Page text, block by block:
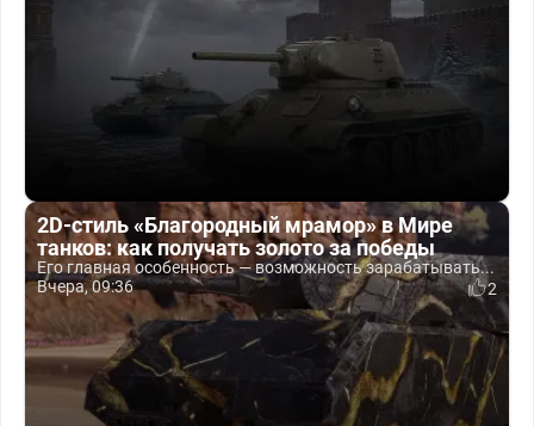
2D-стиль «Благородный мрамор» в Мире
танков: как получать золото за победы
Его главная особенность — возможность зарабатывать...
Вчера, 09:36
2